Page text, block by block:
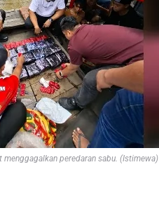
menggagalkan peredaran sabu. (Istimewa)